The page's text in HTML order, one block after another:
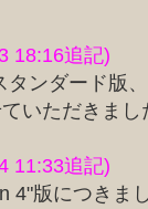
18:16追記)
タンダード版
いただきまし
11:33追記)
4"版につきま